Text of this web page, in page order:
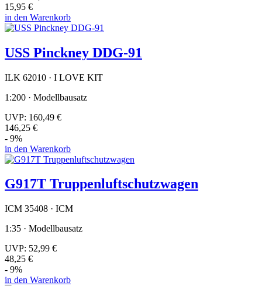
15,95 €
in den Warenkorb
USS Pinckney DDG-91
ILK 62010 · I LOVE KIT
1:200 · Modellbausatz
UVP: 160,49 €
146,25 €
- 9%
in den Warenkorb
G917T Truppenluftschutzwagen
ICM 35408 · ICM
1:35 · Modellbausatz
UVP: 52,99 €
48,25 €
- 9%
in den Warenkorb